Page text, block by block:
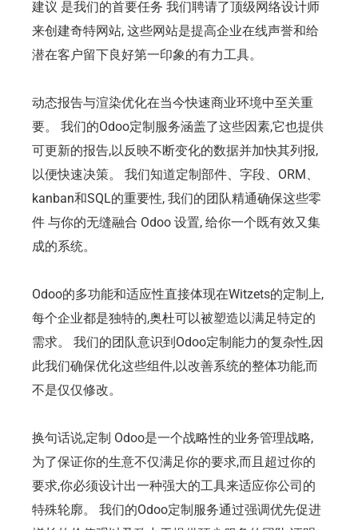
建议 是我们的首要任务 我们聘请了顶级网络设计师
来创建奇特网站, 这些网站是提高企业在线声誉和给
潜在客户留下良好第一印象的有力工具。
动态报告与渲染优化在当今快速商业环境中至关重
要。 我们的Odoo定制服务涵盖了这些因素,它也提供
可更新的报告,以反映不断变化的数据并加快其列报,
以便快速决策。 我们知道定制部件、字段、ORM、
kanban和SQL的重要性, 我们的团队精通确保这些零
件 与你的无缝融合 Odoo 设置, 给你一个既有效又集
成的系统。
Odoo的多功能和适应性直接体现在Witzets的定制上,
每个企业都是独特的,奥杜可以被塑造以满足特定的
需求。 我们的团队意识到Odoo定制能力的复杂性,因
此我们确保优化这些组件,以改善系统的整体功能,而
不是仅仅修改。
换句话说,定制 Odoo是一个战略性的业务管理战略,
为了保证你的生意不仅满足你的要求,而且超过你的
要求,你必须设计出一种强大的工具来适应你公司的
特殊轮廓。 我们的Odoo定制服务通过强调优先促进